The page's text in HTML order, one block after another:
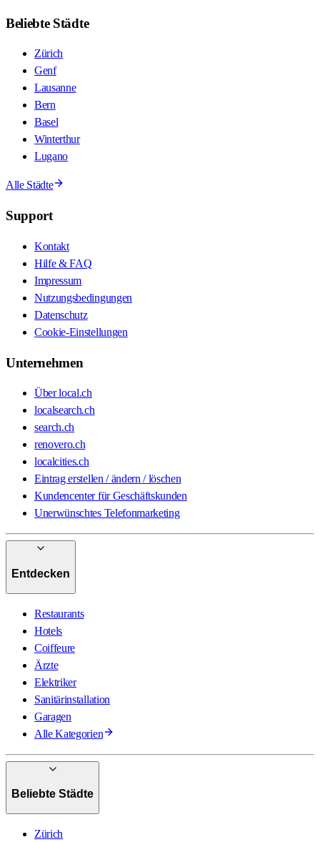
Beliebte Städte
Zürich
Genf
Lausanne
Bern
Basel
Winterthur
Lugano
Alle Städte
Support
Kontakt
Hilfe & FAQ
Impressum
Nutzungsbedingungen
Datenschutz
Cookie-Einstellungen
Unternehmen
Über local.ch
localsearch.ch
search.ch
renovero.ch
localcities.ch
Eintrag erstellen / ändern / löschen
Kundencenter für Geschäftskunden
Unerwünschtes Telefonmarketing
Entdecken
Restaurants
Hotels
Coiffeure
Ärzte
Elektriker
Sanitärinstallation
Garagen
Alle Kategorien
Beliebte Städte
Zürich